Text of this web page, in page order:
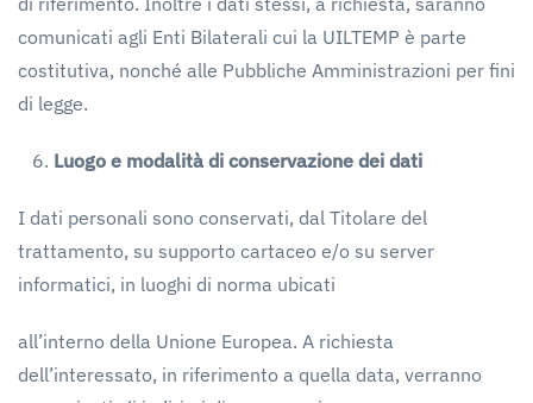
comunicati agli Enti Bilaterali cui la UILTEMP è parte
costitutiva, nonché alle Pubbliche Amministrazioni per fini
di legge.
Luogo e modalità di conservazione dei dati
I dati personali sono conservati, dal Titolare del
trattamento, su supporto cartaceo e/o su server
informatici, in luoghi di norma ubicati
all’interno della Unione Europea. A richiesta
dell’interessato, in riferimento a quella data, verranno